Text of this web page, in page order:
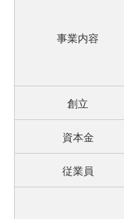
事業内容
創立
資本金
従業員